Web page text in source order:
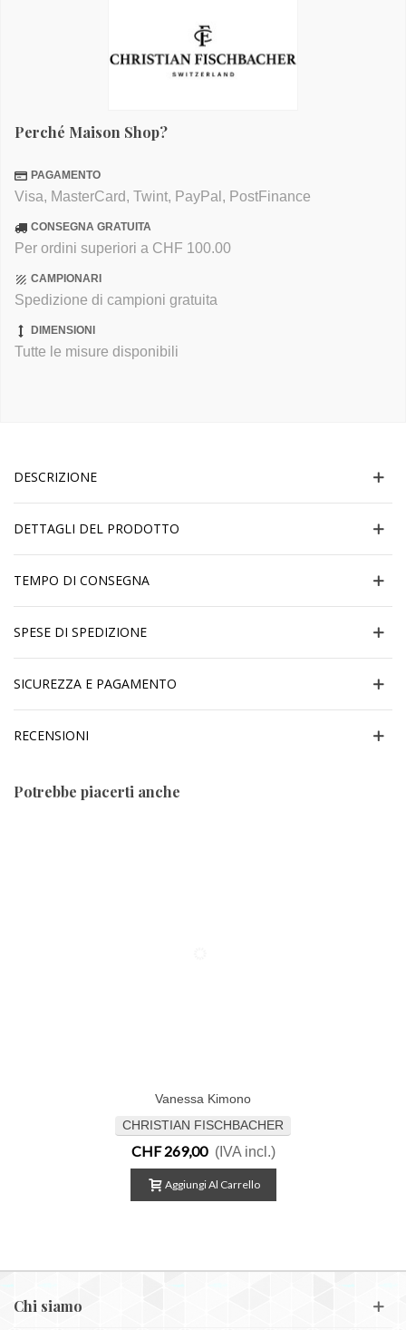
Perché Maison Shop?
PAGAMENTO
Visa, MasterCard, Twint, PayPal, PostFinance
CONSEGNA GRATUITA
Per ordini superiori a CHF 100.00
CAMPIONARI
Spedizione di campioni gratuita
DIMENSIONI
Tutte le misure disponibili
DESCRIZIONE
DETTAGLI DEL PRODOTTO
TEMPO DI CONSEGNA
SPESE DI SPEDIZIONE
SICUREZZA E PAGAMENTO
RECENSIONI
Potrebbe piacerti anche
Vanessa Kimono
CHRISTIAN FISCHBACHER
CHF 269,00 (IVA incl.)
Aggiungi Al Carrello
Chi siamo